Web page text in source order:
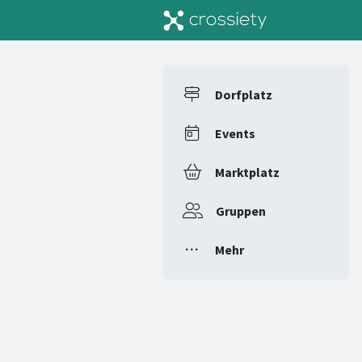
Dorfplatz
Events
Marktplatz
Gruppen
Mehr